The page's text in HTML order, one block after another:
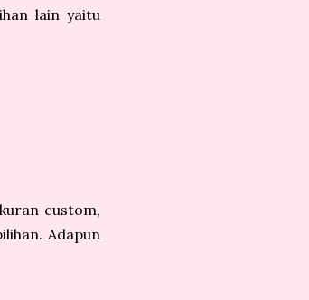
lain yaitu
custom,
Adapun